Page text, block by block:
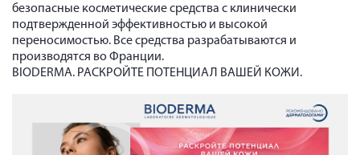
безопасные косметические средства с клинически
подтвержденной эффективностью и высокой
переносимостью. Все средства разрабатываются и
производятся во Франции.
BIODERMA. РАСКРОЙТЕ ПОТЕНЦИАЛ ВАШЕЙ КОЖИ.